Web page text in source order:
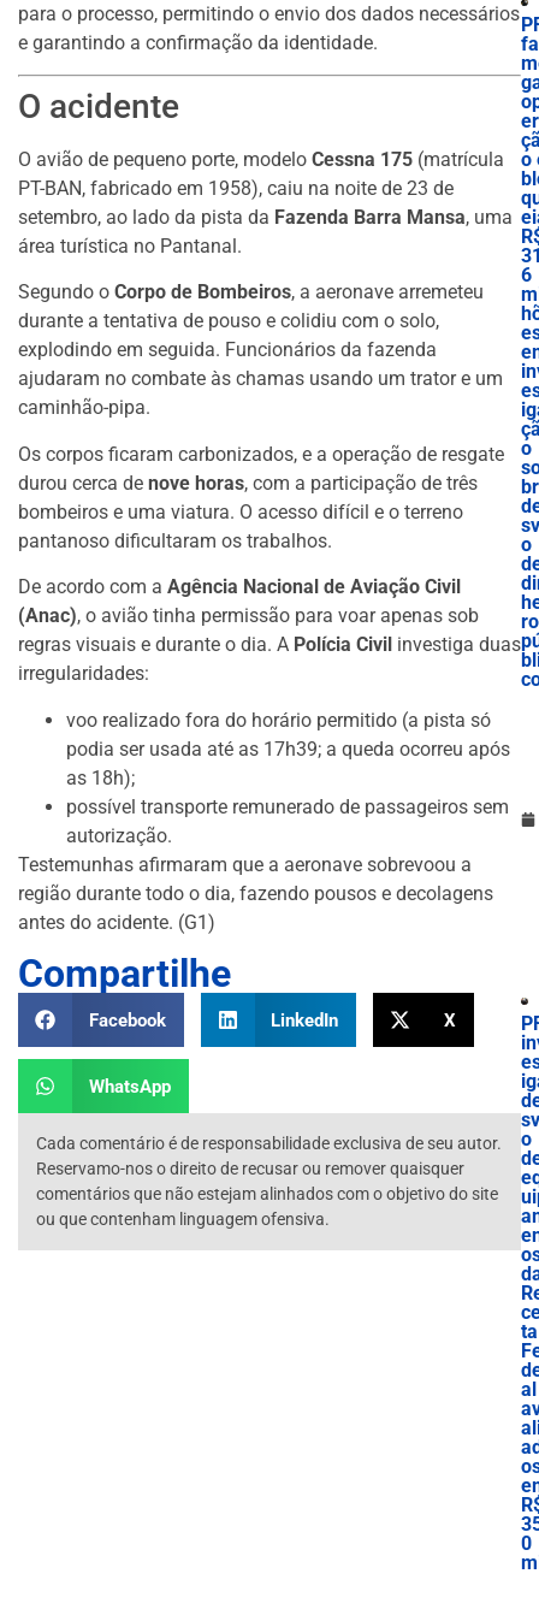
para o processo, permitindo o envio dos dados necessários
e garantindo a confirmação da identidade.
O acidente
O avião de pequeno porte, modelo Cessna 175 (matrícula
PT-BAN, fabricado em 1958), caiu na noite de 23 de
setembro, ao lado da pista da Fazenda Barra Mansa, uma
área turística no Pantanal.
Segundo o Corpo de Bombeiros, a aeronave arremeteu
durante a tentativa de pouso e colidiu com o solo,
explodindo em seguida. Funcionários da fazenda
ajudaram no combate às chamas usando um trator e um
caminhão-pipa.
Os corpos ficaram carbonizados, e a operação de resgate
durou cerca de nove horas, com a participação de três
bombeiros e uma viatura. O acesso difícil e o terreno
pantanoso dificultaram os trabalhos.
De acordo com a Agência Nacional de Aviação Civil
(Anac), o avião tinha permissão para voar apenas sob
regras visuais e durante o dia. A Polícia Civil investiga duas
irregularidades:
voo realizado fora do horário permitido (a pista só
podia ser usada até as 17h39; a queda ocorreu após
as 18h);
possível transporte remunerado de passageiros sem
autorização.
Testemunhas afirmaram que a aeronave sobrevoou a
região durante todo o dia, fazendo pousos e decolagens
antes do acidente. (G1)
Compartilhe
Facebook LinkedIn X
WhatsApp
Cada comentário é de responsabilidade exclusiva de seu autor.
Reservamo-nos o direito de recusar ou remover quaisquer
comentários que não estejam alinhados com o objetivo do site
ou que contenham linguagem ofensiva.
o
6
o
o
ro
o
ta
al
0